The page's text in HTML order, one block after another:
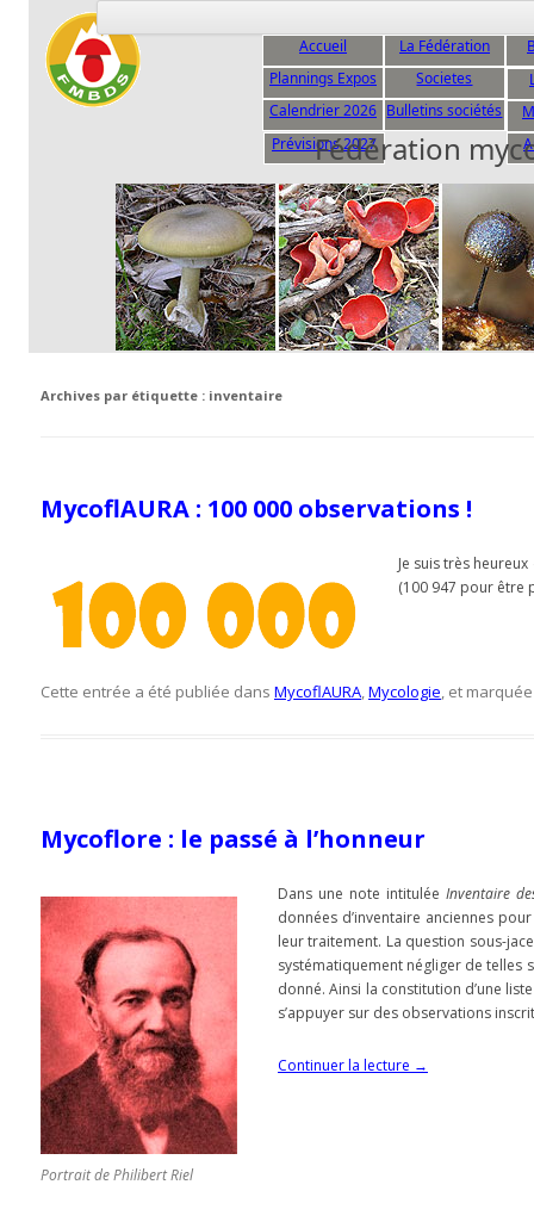
Accueil La Fédération
Plannings Expos Societes
Calendrier 2026
Prévisions 2027
Bulletins sociétés
Fédération
Archives par étiquette : inventaire
MycoflAURA : 100 000 observations !
Je suis très
(100 947 pour être
Cette entrée a été publiée dans MycoflAURA,Mycologie, et
Mycoflore : le passé à l’honneur
Portrait de Philibert Riel
Dans une note intitulée Inventaire
données d’inventaire anciennes
leur traitement. La question sous-
systématiquement négliger de telles
donné. Ainsi la constitution d’une
s’appuyer sur des observations
Continuer la lecture →